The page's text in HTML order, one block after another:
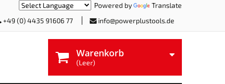
Powered by Translate
+49 (0) 4435 91606 77 info@powerplustools.de
Warenkorb
(Leer)